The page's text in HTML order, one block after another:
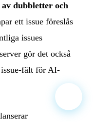
dubbletter och
ett issue föreslås
issues
gör det också
fält för AI-